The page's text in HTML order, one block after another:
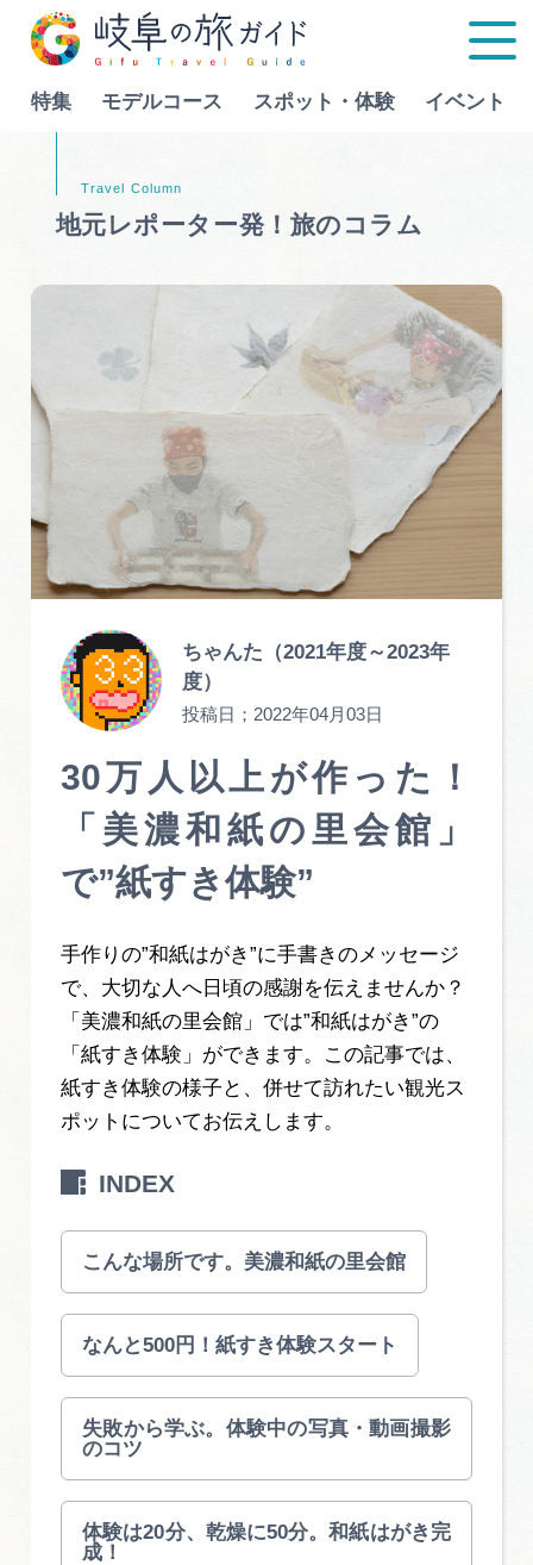
特集 モデルコース スポット・体験 イベント
イベント
グルメ
旅の予約
アクセス
インフォメーション
ぎふ旅レポーター記事
早わかり岐阜
買い物・お土産
体験予約サイト「ＶＩＳＩＴ岐阜県」
岐阜県アウトドア観光キャンペーン
岐阜県まるごと観光エリアガイド
岐阜県観光データベース
Language
行きたいリストを見る
地元レポーター発！旅のコラム
30万人以上が作った！
「美濃和紙の里会館」
で”紙すき体験”
ちゃんた（2021年度～2023年
度）
投稿日；2022年04月03日
手作りの”和紙はがき”に手書きのメッセージ
で、大切な人へ日頃の感謝を伝えませんか？
「美濃和紙の里会館」では”和紙はがき”の
「紙すき体験」ができます。この記事では、
紙すき体験の様子と、併せて訪れたい観光ス
ポットについてお伝えします。
INDEX
こんな場所です。美濃和紙の里会館
なんと500円！紙すき体験スタート
失敗から学ぶ。体験中の写真・動画撮影
のコツ
体験は20分、乾燥に50分。和紙はがき完
成！